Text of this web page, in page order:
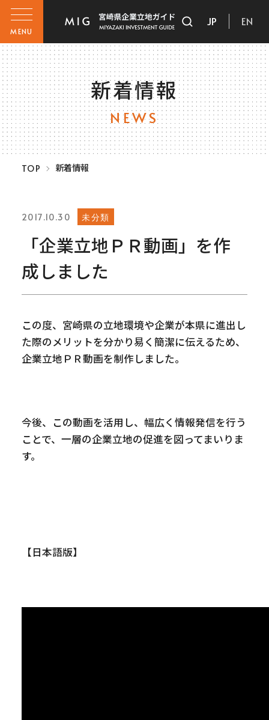
MENU
EN
JP
新着情報
NEWS
TOP 新着情報
2017.10.30 未分類
「企業立地ＰＲ動画」を作
成しました
この度、宮崎県の立地環境や企業が本県に進出し
た際のメリットを分かり易く簡潔に伝えるため、
企業立地ＰＲ動画を制作しました。
今後、この動画を活用し、幅広く情報発信を行う
ことで、一層の企業立地の促進を図ってまいりま
す。
【日本語版】